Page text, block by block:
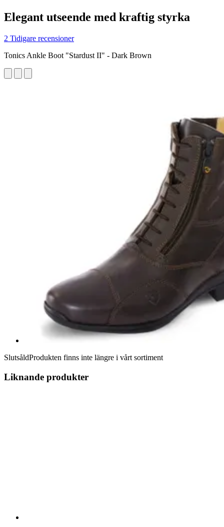
Elegant utseende med kraftig styrka
2 Tidigare recensioner
Tonics Ankle Boot "Stardust II" - Dark Brown
SlutsåldProdukten finns inte längre i vårt sortiment
Liknande produkter